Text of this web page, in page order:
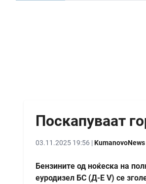
Поскапуваат
03.11.2025 19:56 |KumanovoNews
Бензините од ноќеска на
еуродизел БС (Д-Е V) се